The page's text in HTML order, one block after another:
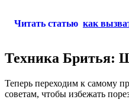
Читать статью как
Техника Бритья:
Теперь переходим к самому
советам, чтобы избежать